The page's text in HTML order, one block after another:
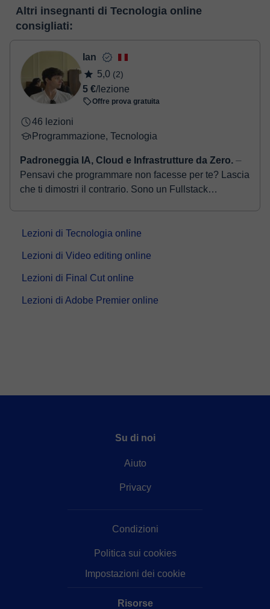
reale. Nel seguente link puoi vedere una demo dell'aula e
conoscerla: Vedere l'aula virtuale
realizzare il pagamento tramite carta di credito o debito.
- Carta di credito/debito.
- Paypal.
Una volta che hai realizzato il pagamento, riceverai un email di
conferma della prenotazione.
Altri insegnanti di Tecnologia online
consigliati:
Ian
5,0 (2)
5 €/lezione
Offre prova gratuita
46 lezioni
Programmazione, Tecnologia
Padroneggia IA, Cloud e Infrastrutture da Zero. ⏤
Pensavi che programmare non facesse per te? Lascia
che ti dimostri il contrario. Sono un Fullstack
Lezioni di Tecnologia online
Lezioni di Video editing online
Lezioni di Final Cut online
Lezioni di Adobe Premier online
Su di noi
Aiuto
Privacy
Condizioni
Politica sui cookies
Impostazioni dei cookie
Risorse